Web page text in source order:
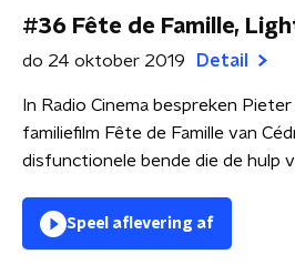
#36 Fête de Famille,
do 24 oktober 2019 Detail
In Radio Cinema bespreken
familiefilm Fête de Famille van
disfunctionele bende die de hulp
Speel aflevering af